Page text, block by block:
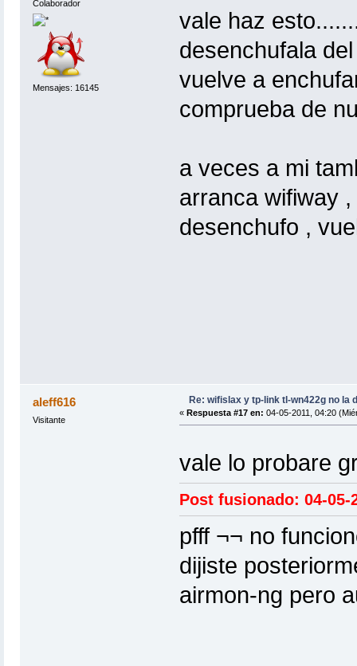
Colaborador
Mensajes: 16145
vale haz
desenchufala
vuelve a
comprueba de
a veces a mi
arranca wifiway
desenchufo ,
aleff616
Visitante
Re: wifislax y tp-link tl-wn422g no la
« Respuesta #17 en: 04-05-2011, 04:20
vale lo probare
Post fusionado: 04-05-
pfff ¬¬ no
dijiste
airmon-ng pero